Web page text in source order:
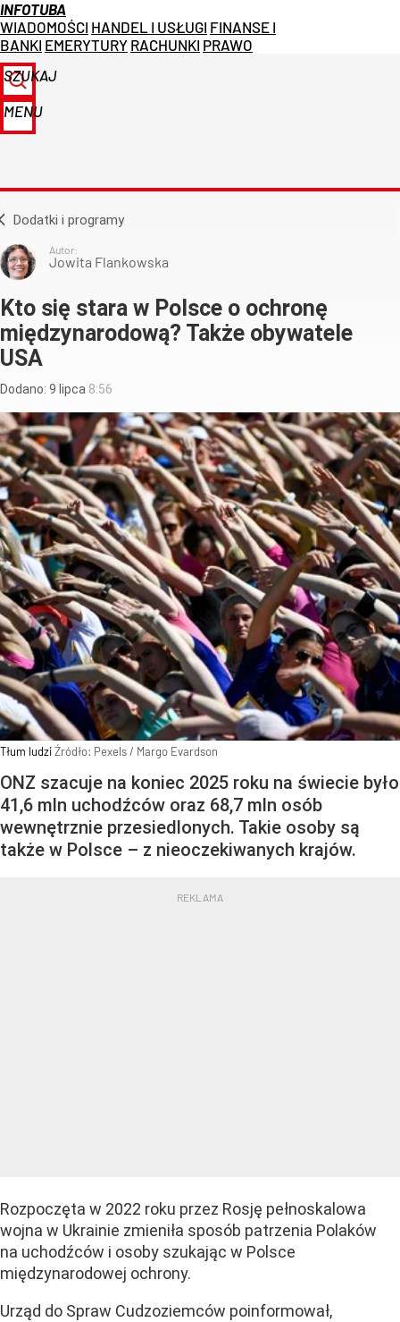
INFOTUBA
WIADOMOŚCI HANDEL I USŁUGI FINANSE I
BANKI EMERYTURY RACHUNKI PRAWO
SZUKAJ
MENU
Dodatki i programy
Autor:
Jowita Flankowska
Kto się stara w Polsce o ochronę
międzynarodową? Także obywatele
USA
Dodano: 9 lipca 8:56
Tłum ludziŹródło: Pexels/ Margo Evardson
ONZ szacuje na koniec 2025 roku na świecie było
41,6 mln uchodźców oraz 68,7 mln osób
wewnętrznie przesiedlonych. Takie osoby są
także w Polsce – z nieoczekiwanych krajów.
Rozpoczęta w 2022 roku przez Rosję pełnoskalowa
wojna w Ukrainie zmieniła sposób patrzenia Polaków
na uchodźców i osoby szukając w Polsce
międzynarodowej ochrony.
Urząd do Spraw Cudzoziemców poinformował,